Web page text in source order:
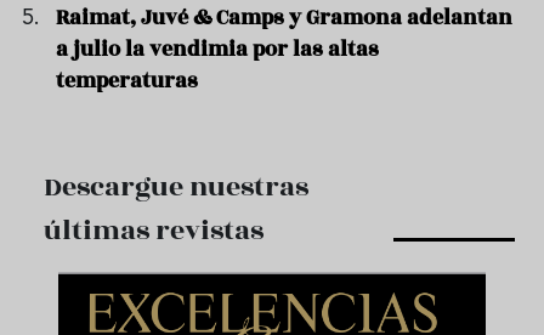
Raimat, Juvé & Camps y Gramona adelantan
a julio la vendimia por las altas
temperaturas
Descargue nuestras
últimas revistas